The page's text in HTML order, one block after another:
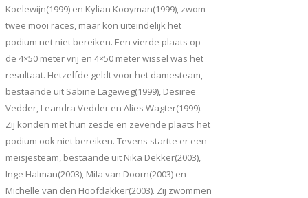
Koelewijn(1999) en Kylian Kooyman(1999), zwom
twee mooi races, maar kon uiteindelijk het
podium net niet bereiken. Een vierde plaats op
de 4×50 meter vrij en 4×50 meter wissel was het
resultaat. Hetzelfde geldt voor het damesteam,
bestaande uit Sabine Lageweg(1999), Desiree
Vedder, Leandra Vedder en Alies Wagter(1999).
Zij konden met hun zesde en zevende plaats het
podium ook niet bereiken. Tevens startte er een
meisjesteam, bestaande uit Nika Dekker(2003),
Inge Halman(2003), Mila van Doorn(2003) en
Michelle van den Hoofdakker(2003). Zij zwommen